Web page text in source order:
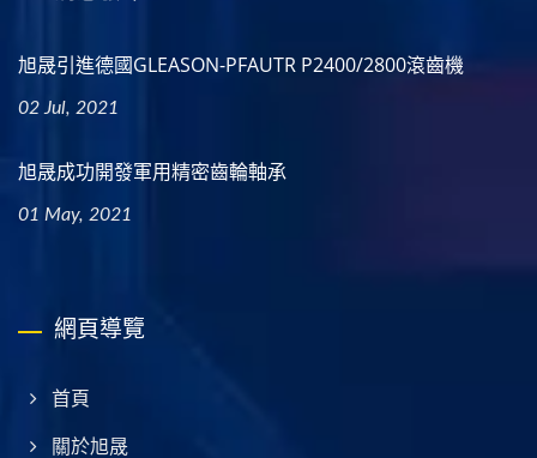
旭晟引進德國GLEASON-PFAUTR P2400/2800滾齒機
02 Jul, 2021
旭晟成功開發軍用精密齒輪軸承
01 May, 2021
網頁導覽
首頁
關於旭晟